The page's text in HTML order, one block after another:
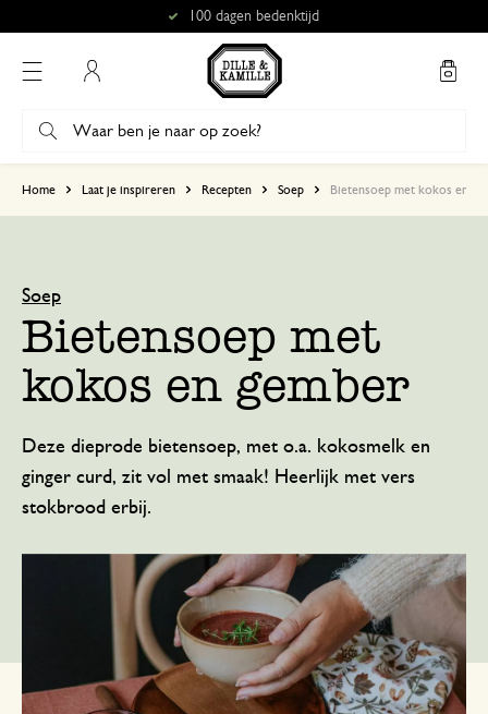
Gratis afhalen in onze winkels*
Home Laat je inspireren Recepten Soep Bietensoep met kokos en
Soep
Bietensoep met
kokos en gember
Deze dieprode bietensoep, met o.a. kokosmelk en
ginger curd, zit vol met smaak! Heerlijk met vers
stokbrood erbij.
Bereidingstijd: ± 1 uur